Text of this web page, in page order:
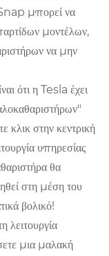
μπορεί να
μοντέλων,
να μην
ότι η Tesla έχει
κλικ στην κεντρική
υπηρεσίας
θα
στη μέση του
βολικό!
λειτουργία
μια μαλακή